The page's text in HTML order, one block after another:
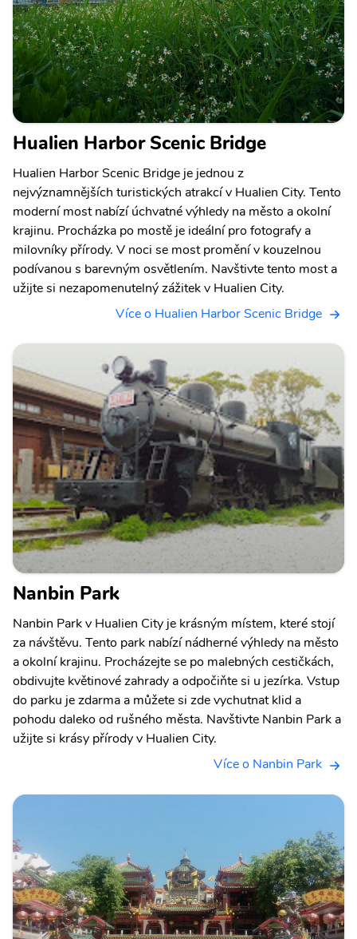
Hualien Harbor Scenic Bridge
Hualien Harbor Scenic Bridge je jednou z
nejvýznamnějších turistických atrakcí v Hualien City. Tento
moderní most nabízí úchvatné výhledy na město a okolní
krajinu. Procházka po mostě je ideální pro fotografy a
milovníky přírody. V noci se most promění v kouzelnou
podívanou s barevným osvětlením. Navštivte tento most a
užijte si nezapomenutelný zážitek v Hualien City.
Více o Hualien Harbor Scenic Bridge
Nanbin Park
Nanbin Park v Hualien City je krásným místem, které stojí
za návštěvu. Tento park nabízí nádherné výhledy na město
a okolní krajinu. Procházejte se po malebných cestičkách,
obdivujte květinové zahrady a odpočiňte si u jezírka. Vstup
do parku je zdarma a můžete si zde vychutnat klid a
pohodu daleko od rušného města. Navštivte Nanbin Park a
užijte si krásy přírody v Hualien City.
Více o Nanbin Park